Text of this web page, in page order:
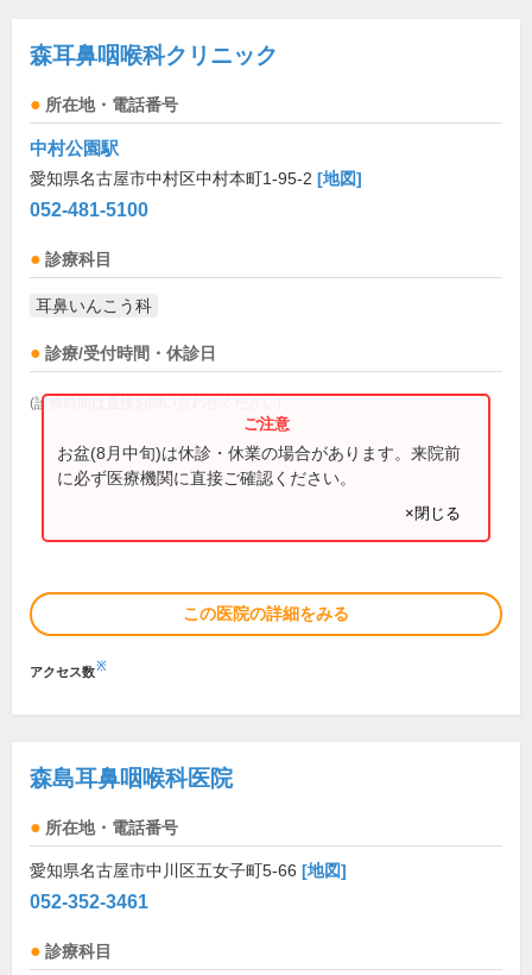
森耳鼻咽喉科クリニック
所在地・電話番号
中村公園駅
愛知県名古屋市中村区中村本町1-95-2 [地図]
052-481-5100
診療科目
耳鼻いんこう科
診療/受付時間・休診日
(診療時間は直接お問い合わせください)
お盆(8月中旬)は休診・休業の場合があります。来院前
に必ず医療機関に直接ご確認ください。
×閉じる
この医院の詳細をみる
アクセス数※
森島耳鼻咽喉科医院
所在地・電話番号
愛知県名古屋市中川区五女子町5-66 [地図]
052-352-3461
診療科目